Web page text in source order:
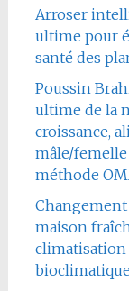
Arroser
ultime pour
santé des
Poussin
ultime de la
croissance,
mâle/femelle
méthode
maison
climatisation